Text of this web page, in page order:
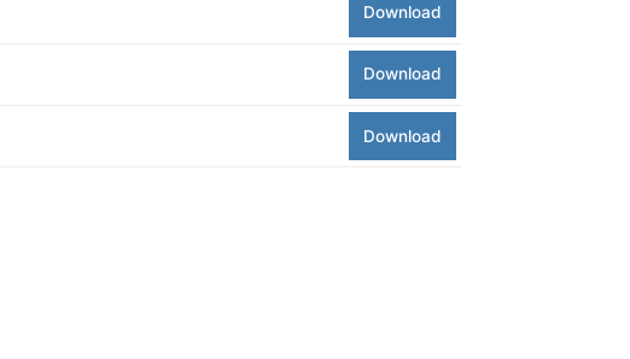
Download
Download
Download